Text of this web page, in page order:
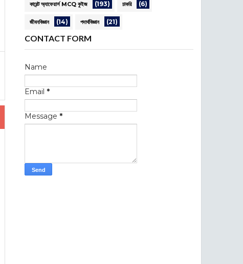
কারেন্ট অ্যাফেয়ার্স MCQ কুইজ (193) চাকরি (6)
জীবনবিজ্ঞান (14) পদার্থবিজ্ঞান (21)
CONTACT FORM
Name
Email *
Message *